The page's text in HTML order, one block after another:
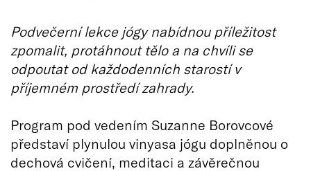
Podvečerní lekce jógy nabídnou příležitost
zpomalit, protáhnout tělo a na chvíli se
odpoutat od každodenních starostí v
příjemném prostředí zahrady.
Program pod vedením Suzanne Borovcové
představí plynulou vinyasa jógu doplněnou o
dechová cvičení, meditaci a závěrečnou